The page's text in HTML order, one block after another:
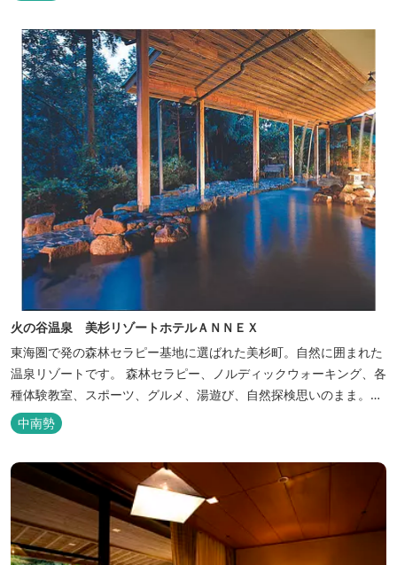
火の谷温泉 美杉リゾートホテルＡＮＮＥＸ
東海圏で発の森林セラピー基地に選ばれた美杉町。自然に囲まれた
温泉リゾートです。 森林セラピー、ノルディックウォーキング、各
種体験教室、スポーツ、グルメ、湯遊び、自然探検思いのまま。思
いきり遊んだ後は温泉でゆったり、のんびり。お料理は和洋バイキ
ングに豪華会席料理。バイキングでは、毎日餅つき、夏は流しそう
めん等のイベントも開催しています。 ５つの貸切風呂に、展望風呂
付き客室、露天風呂・ジ...
中南勢